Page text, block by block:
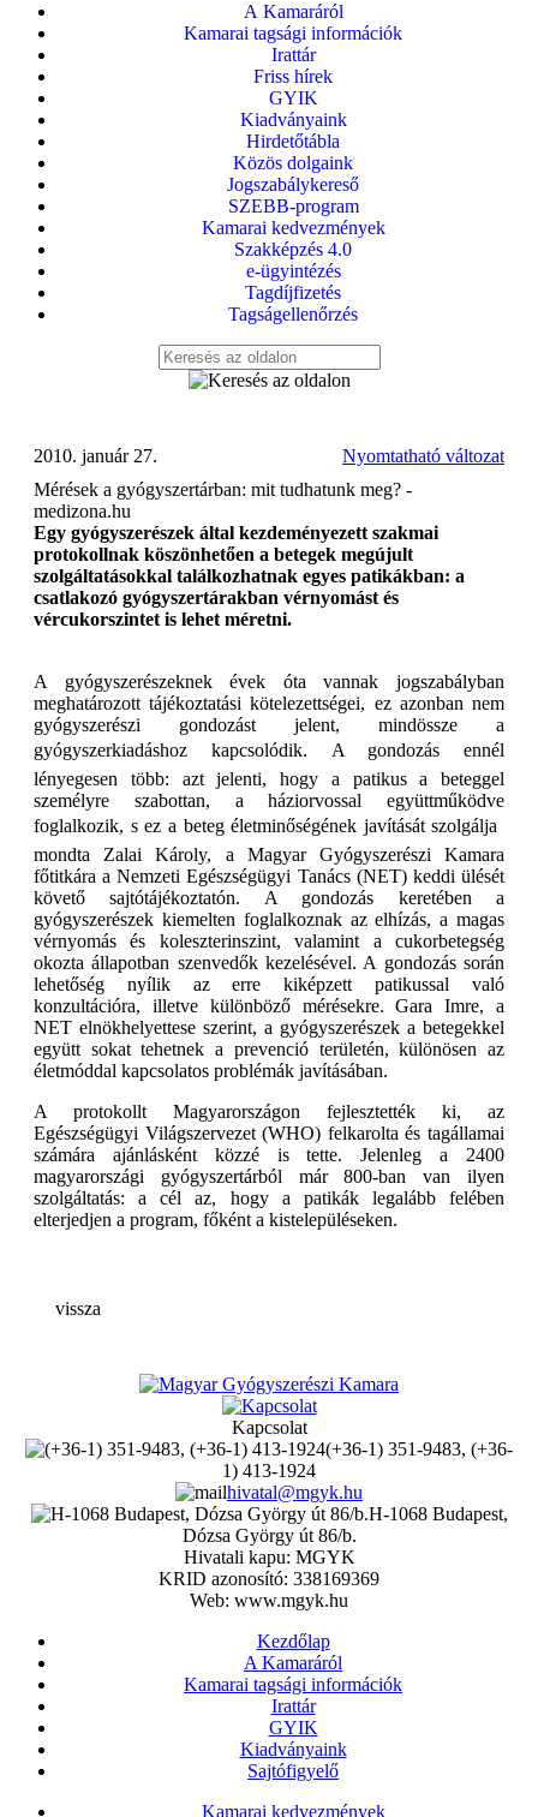
A Kamaráról
Kamarai tagsági információk
Irattár
Friss hírek
GYIK
Kiadványaink
Hirdetőtábla
Közös dolgaink
Jogszabálykereső
SZEBB-program
Kamarai kedvezmények
Szakképzés 4.0
e-ügyintézés
Tagdíjfizetés
Tagságellenőrzés
Nyomtatható változat
2010. január 27.
Mérések a gyógyszertárban: mit tudhatunk meg? -
medizona.hu
Egy gyógyszerészek által kezdeményezett szakmai
protokollnak köszönhetően a betegek megújult
szolgáltatásokkal találkozhatnak egyes patikákban: a
csatlakozó gyógyszertárakban vérnyomást és
vércukorszintet is lehet méretni.
A gyógyszerészeknek évek óta vannak jogszabályban
meghatározott tájékoztatási kötelezettségei, ez azonban nem
gyógyszerészi gondozást jelent, mindössze a
gyógyszerkiadáshoz kapcsolódik. A gondozás ennél
lényegesen több: azt jelenti, hogy a patikus a beteggel
személyre szabottan, a háziorvossal együttműködve
foglalkozik, s ez a beteg életminőségének javítását szolgálja 
mondta Zalai Károly, a Magyar Gyógyszerészi Kamara
főtitkára a Nemzeti Egészségügyi Tanács (NET) keddi ülését
követő sajtótájékoztatón. A gondozás keretében a
gyógyszerészek kiemelten foglalkoznak az elhízás, a magas
vérnyomás és koleszterinszint, valamint a cukorbetegség
okozta állapotban szenvedők kezelésével. A gondozás során
lehetőség nyílik az erre kiképzett patikussal való
konzultációra, illetve különböző mérésekre. Gara Imre, a
NET elnökhelyettese szerint, a gyógyszerészek a betegekkel
együtt sokat tehetnek a prevenció területén, különösen az
életmóddal kapcsolatos problémák javításában.
A protokollt Magyarországon fejlesztették ki, az
Egészségügyi Világszervezet (WHO) felkarolta és tagállamai
számára ajánlásként közzé is tette. Jelenleg a 2400
magyarországi gyógyszertárból már 800-ban van ilyen
szolgáltatás: a cél az, hogy a patikák legalább felében
elterjedjen a program, főként a kistelepüléseken.
vissza
Kapcsolat
(+36-1) 351-9483, (+36-
1) 413-1924
hivatal@mgyk.hu
H-1068 Budapest,
Dózsa György út 86/b.
Hivatali kapu: MGYK
KRID azonosító: 338169369
Web: www.mgyk.hu
Kezdőlap
A Kamaráról
Kamarai tagsági információk
Irattár
GYIK
Kiadványaink
Sajtófigyelő
Kamarai kedvezmények